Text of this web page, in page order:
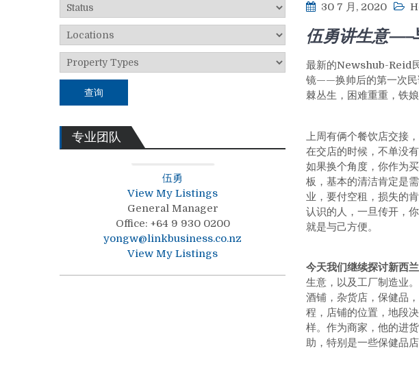
30 7 月, 2020
伍勇讲生意—–
最新的Newshub-Reid
镜——换帅后的第一次民
棘丛生，困难重重，铁
上周有俩个餐饮店交接
在交店的时候，不单没
如果换个角度，你作为
板，基本的清洁肯定是
业，要付空租，损失的
认识的人，一旦传开，
就是与己方便。
今天我们继续探讨新西兰
生意，以及工厂制造业
酒铺，杂货店，保健品
程，店铺的位置，地段
样。作为商家，他的进
助，特别是一些保健品
查询
专业团队
伍勇
View My Listings
General Manager
Office: +64 9 930 0200
yongw@linkbusiness.co.nz
View My Listings